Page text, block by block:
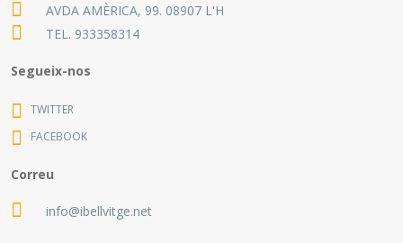
AVDA AMÈRICA, 99. 08907 L'H
TEL. 933358314
Segueix-nos
TWITTER
FACEBOOK
Correu
info@ibellvitge.net